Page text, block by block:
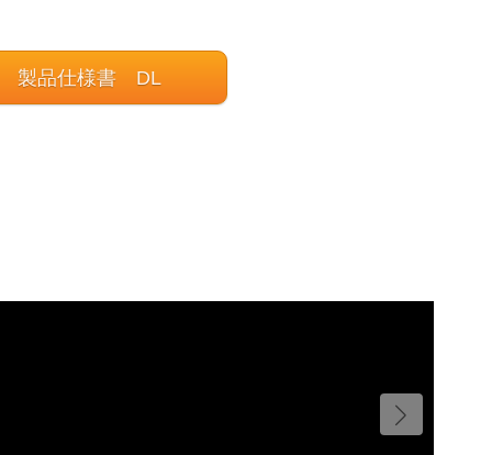
製品仕様書 DL